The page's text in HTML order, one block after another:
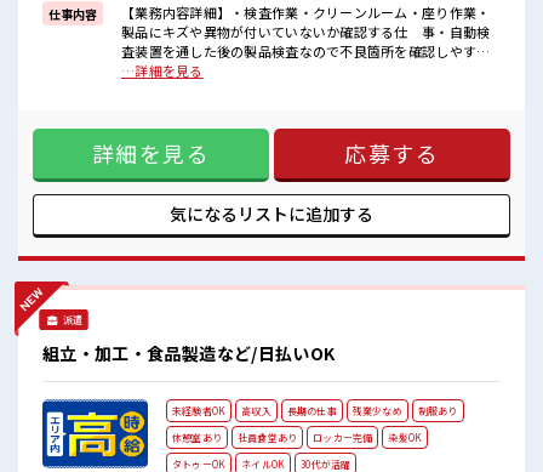
■職場の雰囲気
女性も活躍しやすい雰囲気の職場です！
派手すぎなければ多少のヘアカラーもOKなのはウレシイPoint☆
仕事内容
【業務内容詳細】・検査作業・クリーンルーム・座り作業・
製品にキズや異物が付いていないか確認する仕 事・自動検
査装置を通した後の製品検査なので不良箇所を確認しやす
い。・検査後製品を次の製品に取り替える作業もあります
イベートが充実する≫ 場合によってはお願いすることもあり
ますが、 残業はほとんどナシ！ ≪髪型自由≫ 基本的に髪色自
由で明るすぎたり奇抜でなければOKです！ (規定有)≪機能的
な制服アリ≫ 制服があるので、 毎日の服装の悩み解消♪ ≪未
経験でも活躍できる≫ 新しいことにチャレンジするのは不安
だけど、 しっかり働く環境が整っています！ イチからスキル
性も活躍しやすい雰囲気の職場です！ 派手すぎなければ多少
のヘアカラーもOKなのはウレシイPoint☆ 休憩室で楽しくラ
…詳細を見る
詳細を見る 応募する
気になるリストに追加する
派遣
組立・加工・食品製造など/日払いOK
未経験者OK 高収入 長期の仕事 残業少なめ
制服あり
休憩室あり
社員食堂あり ロッカー完備
染髪OK
タトゥーOK
ネイルOK 30代が活躍